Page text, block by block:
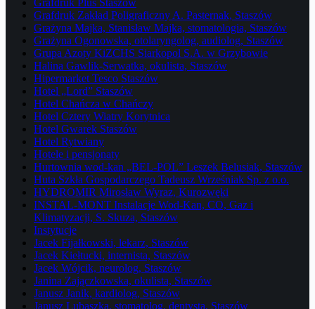
Grafdruk Plus Staszów
Grafdruk Zakład Poligraficzny A. Pasternak, Staszów
Grażyna Majka, Stanisław Majka, stomatologia, Staszów
Grażyna Ogonowska, otolaryngolog, audiolog, Staszów
Grupa Azoty KiZCHS Siarkopol S.A. w Grzybowie
Halina Gawlik-Serwatka, okulista, Staszów
Hipermarket Tesco Staszów
Hotel „Lord” Staszów
Hotel Chańcza w Chańczy
Hotel Cztery Wiatry Korytnica
Hotel Gwarek Staszów
Hotel Rytwiany
Hotele i pensjonaty
Hurtownia wod-kan „BEL-POL” Leszek Belusiak, Staszów
Huta Szkła Gospodarczego Tadeusz Wrześniak Sp. z o.o.
HYDROMIR Mirosław Wyraz, Kurozwęki
INSTAL-MONT Instalacje Wod-Kan, CO, Gaz i
Klimatyzacji, S. Skuza, Staszów
Instytucje
Jacek Fijałkowski, lekarz, Staszów
Jacek Kiełtucki, internista, Staszów
Jacek Wójcik, neurolog, Staszów
Janina Zajączkowska, okulista, Staszów
Janusz Janik, kardiolog, Staszów
Janusz Lubaszka, stomatolog, dentysta, Staszów